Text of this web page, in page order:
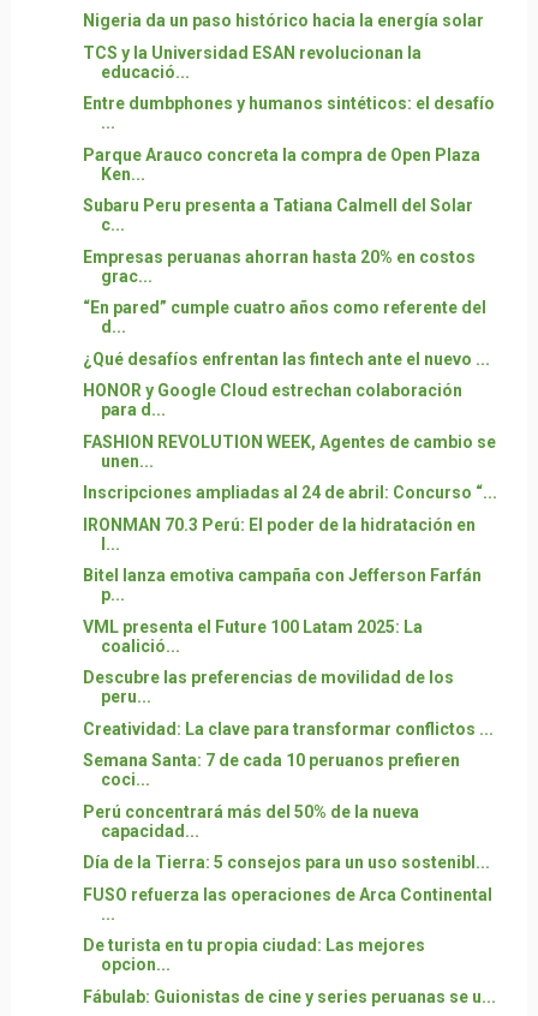
Nigeria da un paso histórico hacia la energía solar
TCS y la Universidad ESAN revolucionan la
educació...
Entre dumbphones y humanos sintéticos: el desafío
...
Parque Arauco concreta la compra de Open Plaza
Ken...
Subaru Peru presenta a Tatiana Calmell del Solar
c...
Empresas peruanas ahorran hasta 20% en costos
grac...
“En pared” cumple cuatro años como referente del
d...
¿Qué desafíos enfrentan las fintech ante el nuevo ...
HONOR y Google Cloud estrechan colaboración
para d...
FASHION REVOLUTION WEEK, Agentes de cambio se
unen...
Inscripciones ampliadas al 24 de abril: Concurso “...
IRONMAN 70.3 Perú: El poder de la hidratación en
l...
Bitel lanza emotiva campaña con Jefferson Farfán
p...
VML presenta el Future 100 Latam 2025: La
coalició...
Descubre las preferencias de movilidad de los
peru...
Creatividad: La clave para transformar conflictos ...
Semana Santa: 7 de cada 10 peruanos prefieren
coci...
Perú concentrará más del 50% de la nueva
capacidad...
Día de la Tierra: 5 consejos para un uso sostenibl...
FUSO refuerza las operaciones de Arca Continental
...
De turista en tu propia ciudad: Las mejores
opcion...
Fábulab: Guionistas de cine y series peruanas se u...